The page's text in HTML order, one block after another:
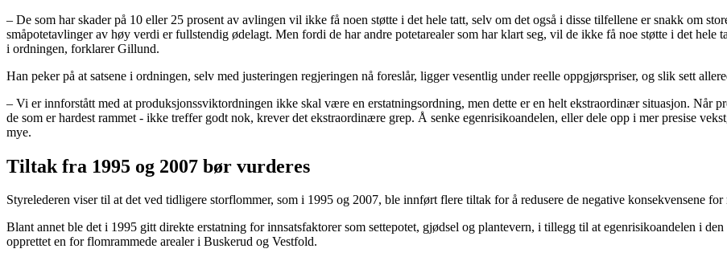
– De som har skader på 10 eller 25 prosent av avlingen vil ikke få noen støtte i det hele tatt, selv om det også i disse tilfellene er snakk om
småpotetavlinger av høy verdi er fullstendig ødelagt. Men fordi de har andre potetarealer som har klart seg, vil de ikke få noe støtte i det
i ordningen, forklarer Gillund.
Han peker på at satsene i ordningen, selv med justeringen regjeringen nå foreslår, ligger vesentlig under reelle oppgjørspriser, og slik sett
– Vi er innforstått med at produksjonssviktordningen ikke skal være en erstatningsordning, men dette er en helt ekstraordinær situasjon. Når
de som er hardest rammet - ikke treffer godt nok, krever det ekstraordinære grep. Å senke egenrisikoandelen, eller dele opp i mer presise
mye.
Tiltak fra 1995 og 2007 bør vurderes
Styrelederen viser til at det ved tidligere storflommer, som i 1995 og 2007, ble innført flere tiltak for å redusere de negative konsekvensene for
Blant annet ble det i 1995 gitt direkte erstatning for innsatsfaktorer som settepotet, gjødsel og plantevern, i tillegg til at egenrisikoandelen i
opprettet en for flomrammede arealer i Buskerud og Vestfold.